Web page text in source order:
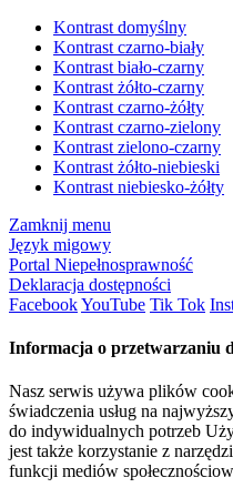
Kontrast domyślny
Kontrast czarno-biały
Kontrast biało-czarny
Kontrast żółto-czarny
Kontrast czarno-żółty
Kontrast czarno-zielony
Kontrast zielono-czarny
Kontrast żółto-niebieski
Kontrast niebiesko-żółty
Zamknij menu
Język migowy
Portal Niepełnosprawność
Deklaracja dostępności
FacebookYouTube Tik Tok
Informacja o przetwarzaniu
Nasz serwis używa plików
świadczenia usług na
do indywidualnych potrzeb
jest także korzystanie z
funkcji mediów